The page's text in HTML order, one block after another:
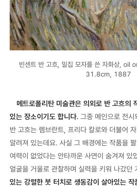
빈센트 반 고흐, 밀집 모자를 쓴 자화상,
31.8cm, 1887
메트로폴리탄 미술관은 의외로 반 고흐의
있는 장소이기도 합니다. 그중 메인으로 전
반 고흐는 렘브란트, 프리다 칼로와 더불어
알려져 있는데요. 사실 그 배경에는 작품을
여력이 없었다는 안타까운 사연이 숨겨져 있
얼굴을 거울로 관찰하며 실력을 키워 나갔던
있는 강렬한 붓 터치로 생동감이 살아있는 작